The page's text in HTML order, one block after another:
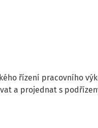
řízení pracovního
a projednat s